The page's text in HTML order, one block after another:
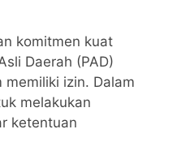
komitmen kuat
Daerah (PAD)
izin. Dalam
melakukan
ketentuan